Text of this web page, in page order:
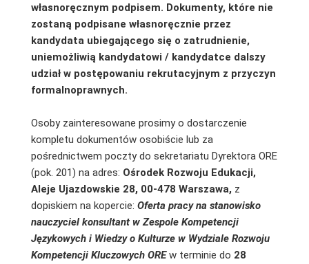
własnoręcznym podpisem. Dokumenty, które nie
zostaną podpisane własnoręcznie przez
kandydata ubiegającego się o zatrudnienie,
uniemożliwią kandydatowi / kandydatce dalszy
udział w postępowaniu rekrutacyjnym z przyczyn
formalnoprawnych.
Osoby zainteresowane prosimy o dostarczenie
kompletu dokumentów osobiście lub za
pośrednictwem poczty do sekretariatu Dyrektora ORE
(pok. 201) na adres: Ośrodek Rozwoju Edukacji,
Aleje Ujazdowskie 28, 00-478 Warszawa, z
dopiskiem na kopercie: Oferta pracy na stanowisko
nauczyciel konsultant w Zespole Kompetencji
Językowych i Wiedzy o Kulturze w Wydziale Rozwoju
Kompetencji Kluczowych OREw terminie do 28